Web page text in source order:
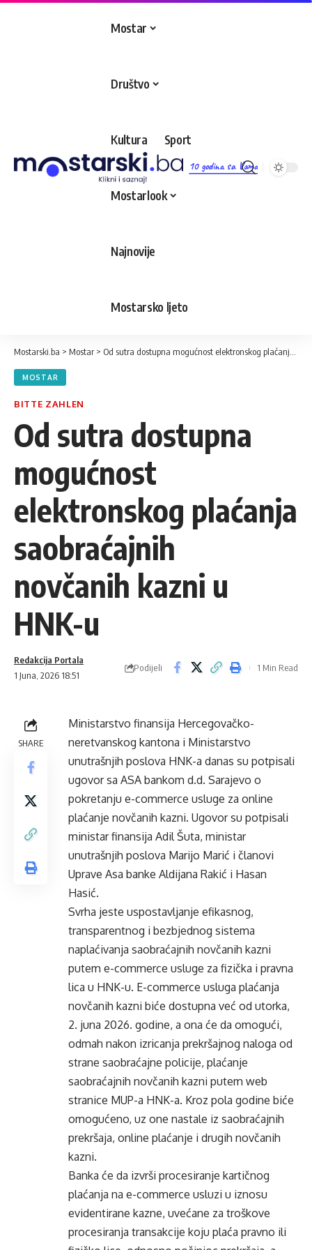
10 godina sa Vama
Mostar
Društvo
Kultura Sport
Mostarlook
Najnovije
Mostarsko ljeto
Mostarski.ba > Mostar > Od sutra dostupna mogućnost elektronskog plaćanja saobraćajnih novčanih kazni u HNK-u
MOSTAR
BITTE ZAHLEN
Od sutra dostupna
mogućnost
elektronskog plaćanja
saobraćajnih
novčanih kazni u
HNK-u
1 Juna, 2026 18:51
Redakcija Portala
Podijeli 1 Min Read
SHARE
Ministarstvo finansija Hercegovačko-
neretvanskog kantona i Ministarstvo
unutrašnjih poslova HNK-a danas su potpisali
ugovor sa ASA bankom d.d. Sarajevo o
pokretanju e-commerce usluge za online
plaćanje novčanih kazni. Ugovor su potpisali
ministar finansija Adil Šuta, ministar
unutrašnjih poslova Marijo Marić i članovi
Uprave Asa banke Aldijana Rakić i Hasan
Hasić.
Svrha jeste uspostavljanje efikasnog,
transparentnog i bezbjednog sistema
naplaćivanja saobraćajnih novčanih kazni
putem e-commerce usluge za fizička i pravna
lica u HNK-u. E-commerce usluga plaćanja
novčanih kazni biće dostupna već od utorka,
2. juna 2026. godine, a ona će da omogući,
odmah nakon izricanja prekršajnog naloga od
strane saobraćajne policije, plaćanje
saobraćajnih novčanih kazni putem web
stranice MUP-a HNK-a. Kroz pola godine biće
omogućeno, uz one nastale iz saobraćajnih
prekršaja, online plaćanje i drugih novčanih
kazni.
Banka će da izvrši procesiranje kartičnog
plaćanja na e-commerce usluzi u iznosu
evidentirane kazne, uvećane za troškove
procesiranja transakcije koju plaća pravno ili